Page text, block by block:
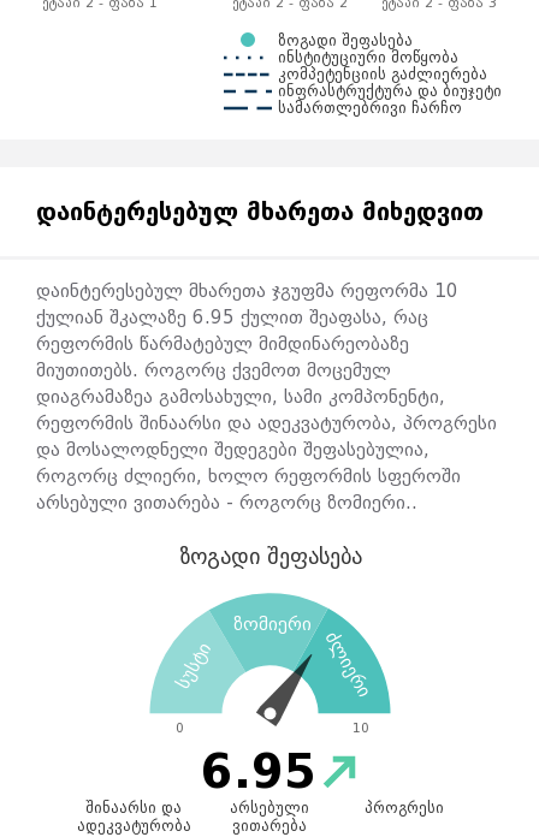
ზოგადი შეფასება
ინსტიტუციური მოწყობა
კომპეტენციის გაძლიერება
ინფრასტრუქტურა და ბიუჯეტი
სამართლებრივი ჩარჩო
გზით აფასებს რეფორმის განხორციელების
პროცესში რეფორმის დამნერგავი სამთავრობო
საკანონმდებლო ჩარჩო;
ინფრასტრუქტურა და ბიუჯეტი;
ინსტიტუციური მოწყობა;
კომპეტენციის გაძლიერება.
აღნიშნული გამოკითხვა 0-100% შუალედში ზომავს,
რამდენად ახლოს არიან რეფორმის დამნერგავი
უწყებები რეფორმის მიერ განსაზღვრული
ᲓᲐᲘᲜᲢᲔᲠᲔᲡᲔᲑᲣᲚ ᲛᲮᲐᲠᲔᲗᲐ ᲛᲘᲮᲔᲓᲕᲘᲗ
დაინტერესებულ მხარეთა ჯგუფმა რეფორმა 10
ქულიან შკალაზე 6.95 ქულით შეაფასა, რაც
რეფორმის წარმატებულ მიმდინარეობაზე
მიუთითებს. როგორც ქვემოთ მოცემულ
დიაგრამაზეა გამოსახული, სამი კომპონენტი,
რეფორმის შინაარსი და ადეკვატურობა, პროგრესი
და მოსალოდნელი შედეგები შეფასებულია,
როგორც ძლიერი, ხოლო რეფორმის სფეროში
არსებული ვითარება - როგორც ზომიერი..
სუსტი
ზომიერი
ძლიერი
ზოგადი შეფასება
0 10
6.95
შინაარსი და
ადეკვატურობა
არსებული
ვითარება
პროგრესი